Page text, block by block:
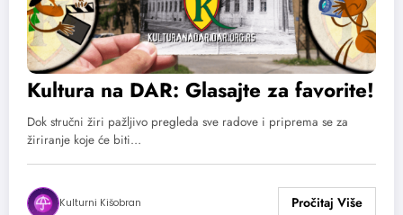
Kultura na DAR: Glasajte za favorite!
Dok stručni žiri pažljivo pregleda sve radove i priprema se za
žiriranje koje će biti…
Kulturni Kišobran